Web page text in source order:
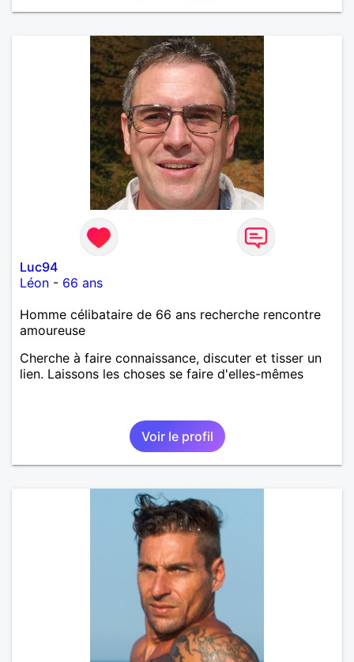
Luc94
Léon - 66 ans
Homme célibataire de 66 ans recherche rencontre
amoureuse
Cherche à faire connaissance, discuter et tisser un
lien. Laissons les choses se faire d'elles-mêmes
Voir le profil